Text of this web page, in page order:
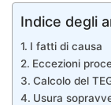
Indice degli
I fatti di causa
Eccezioni
Calcolo del
Usura